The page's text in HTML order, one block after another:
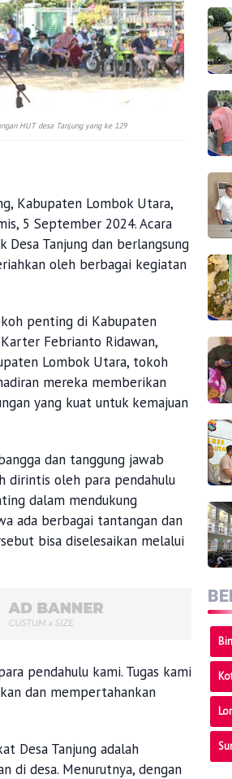
HUT desa Tanjung yang ke 129
Kabupaten Lombok Utara,
5 September 2024. Acara
Desa Tanjung dan berlangsung
oleh berbagai kegiatan
penting di Kabupaten
Febrianto Ridawan,
Lombok Utara, tokoh
mereka memberikan
yang kuat untuk kemajuan
dan tanggung jawab
dirintis oleh para pendahulu
dalam mendukung
ada berbagai tantangan dan
bisa diselesaikan melalui
pendahulu kami. Tugas kami
dan mempertahankan
Desa Tanjung adalah
di desa. Menurutnya, dengan